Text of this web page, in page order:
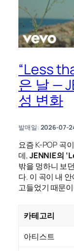
“Less
은 날 —
성 변화
발매일: 2026-07-
요즘 K-POP 곡
데,JENNIE의
밖을 멍하니 보
다. 이 곡이 내
고들었기 때문
카테고리
아티스트